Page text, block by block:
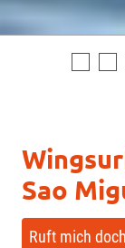
Sao
Ruft mich